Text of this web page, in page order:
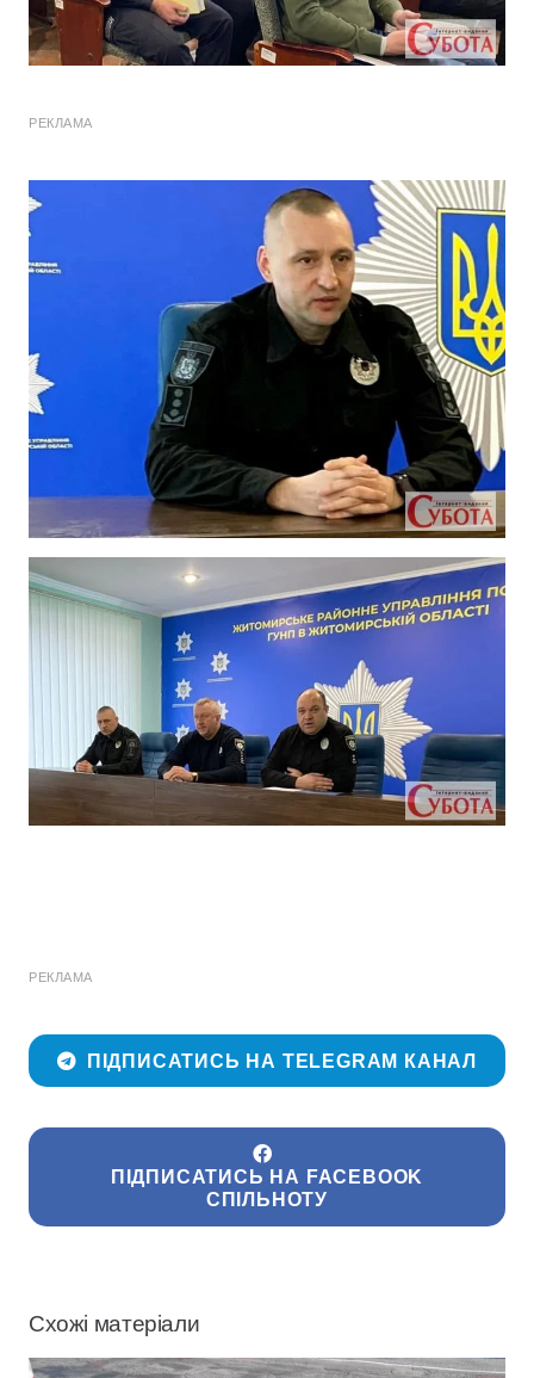
РЕКЛАМА
РЕКЛАМА
ПІДПИСАТИСЬ НА TELEGRAM КАНАЛ
ПІДПИСАТИСЬ НА FACEBOOK
СПІЛЬНОТУ
Схожі матеріали